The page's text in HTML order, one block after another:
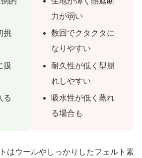
挑
扱
る
力が弱い
数回でクタクタに
なりやすい
耐久性が低く型崩
れしやすい
吸水性が低く蒸れ
る場合も
はウールやしっかりしたフェルト素